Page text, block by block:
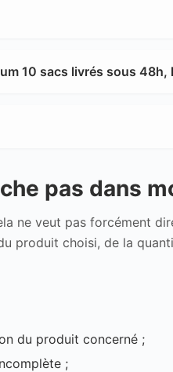
10 sacs livrés sous 48h,
pas dans
ne veut pas forcément
produit choisi, de la
du produit concerné ;
;